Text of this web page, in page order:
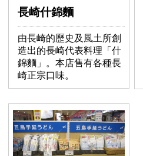
長崎什錦麵
由長崎的歷史及風土所創
造出的長崎代表料理「什
錦麵」。本店售有各種長
崎正宗口味。